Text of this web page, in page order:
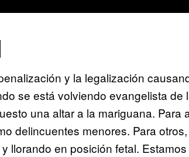
y la legalización
se está volviendo evangelista
una altar a la mariguana.
delincuentes menores. Para
llorando en posición fetal.